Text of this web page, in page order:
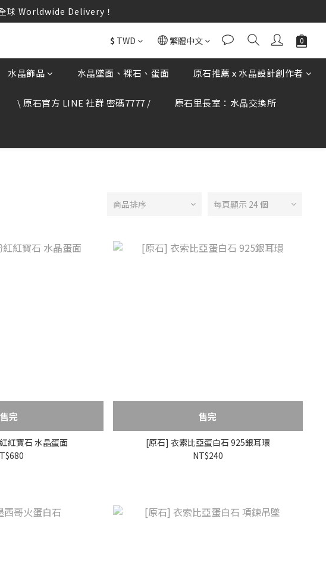
球 Worldwide Delivery！
球 Worldwide Delivery！
連結，若有任何疑慮可撥打165反詐騙專線查證。
全球 Worldwide Delivery！
$ TWD 繁體中文
水晶飾品 水晶墜面、裸石、蛋面 原石推薦 x 水晶設計創作者
\ 原石官方 LINE 社群 密碼7777 / 原石里長室：水晶交換所
商品排序 每頁顯示 24 個
售完
紅寶石 水晶蛋面
售完
[原石] 衣索比亞蛋白石 925銀耳環
NT$240